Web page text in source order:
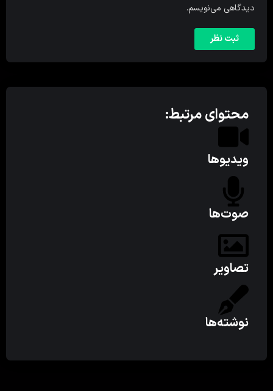
دیدگاهی می‌نویسم.
محتوای مرتبط:
ویدیوها
صوت‌ها
تصاویر
نوشته‌ها